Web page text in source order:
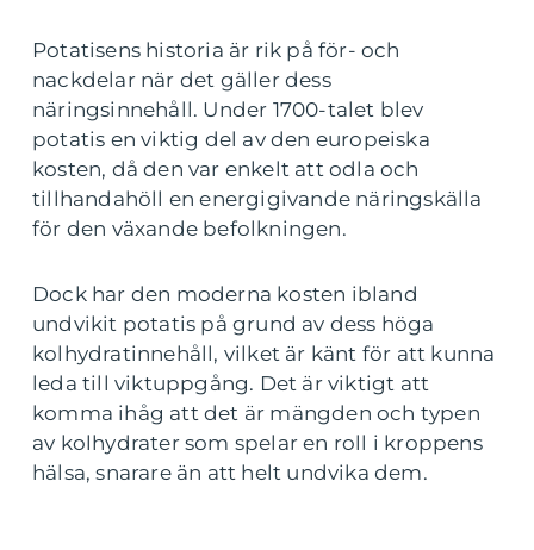
Potatisens historia är rik på för- och
nackdelar när det gäller dess
näringsinnehåll. Under 1700-talet blev
potatis en viktig del av den europeiska
kosten, då den var enkelt att odla och
tillhandahöll en energigivande näringskälla
för den växande befolkningen.
Dock har den moderna kosten ibland
undvikit potatis på grund av dess höga
kolhydratinnehåll, vilket är känt för att kunna
leda till viktuppgång. Det är viktigt att
komma ihåg att det är mängden och typen
av kolhydrater som spelar en roll i kroppens
hälsa, snarare än att helt undvika dem.